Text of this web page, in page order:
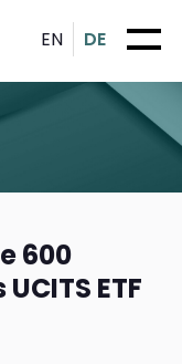
EN DE
600
ETF